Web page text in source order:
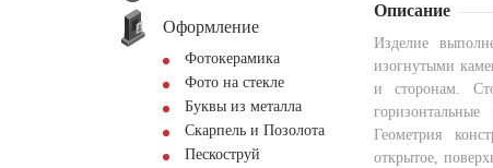
Оформление
Фотокерамика
Фото на стекле
Буквы из металла
Скарпель и Позолота
Пескоструй
Описание
Изделие
изогнутыми
и сторонам.
Геометрия
открытое,